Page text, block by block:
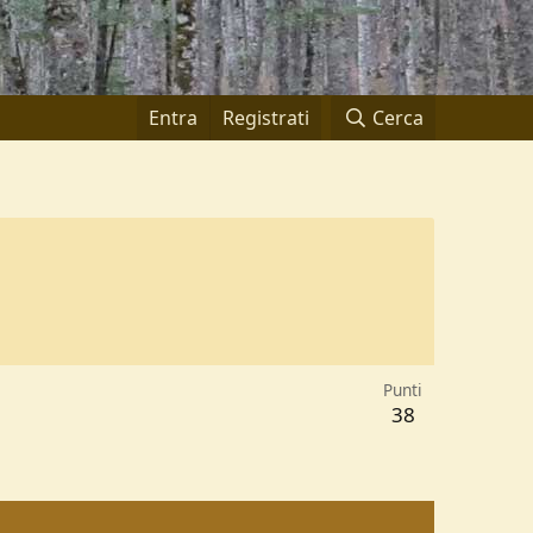
Entra Registrati Cerca
Punti
38